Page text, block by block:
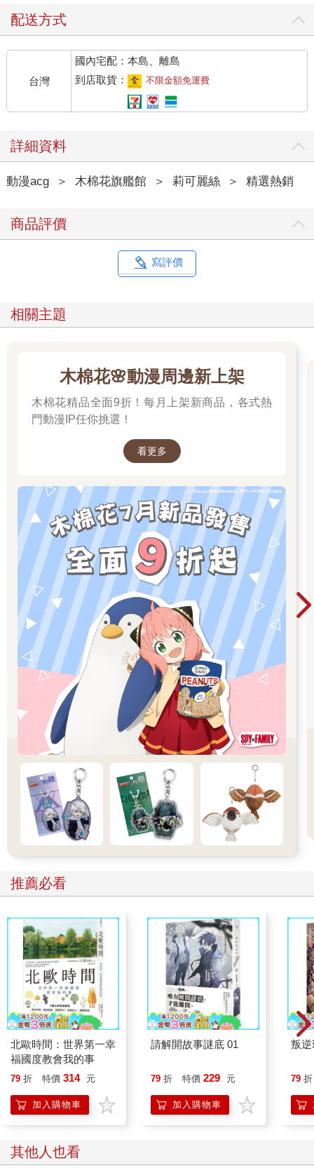
配送方式
台灣
國內宅配：本島、離島
到店取貨：
不限金額免運費
詳細資料
動漫acg ＞ 木棉花旗艦館 ＞ 莉可麗絲 ＞ 精選熱銷
商品評價
寫評價
相關主題
木棉花🌸動漫周邊新上架
木棉花精品全面9折！每月上架新商品，各式熱
門動漫IP任你挑選！
看更多
推薦必看
北歐時間：世界第一幸
福國度教會我的事
79 折 特價 314 元
加入購物車
請解開故事謎底 01
79 折 特價 229 元
加入購物車
叛逆
79 折
其他人也看